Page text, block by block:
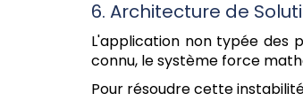
6. Architecture de
L'application non typée des
connu, le système force
Pour résoudre cette